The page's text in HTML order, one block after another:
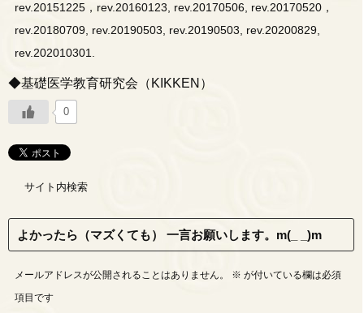
rev.20151225，rev.20160123, rev.20170506, rev.20170520，
rev.20180709, rev.20190503, rev.20190503, rev.20200829,
rev.202010301.
◆基礎医学教育研究会（KIKKEN）
0
サイト内検索
よかったら（マズくても） 一言お願いします。m(_ _)m
メールアドレスが公開されることはありません。 ※ が付いている欄は必須
項目です